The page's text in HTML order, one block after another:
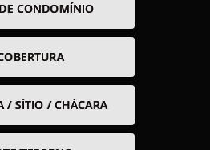
CONDOMÍNIO
/ SÍTIO / CHÁCARA